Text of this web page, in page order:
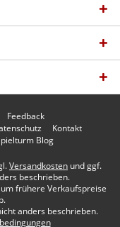
Feedback
Kontakt
Blog
Versandkosten und ggf.
beschrieben.
frühere Verkaufspreise
anders beschrieben.